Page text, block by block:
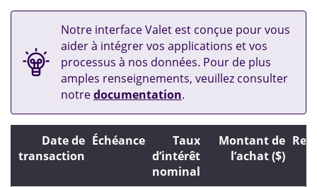
Notre interface Valet est conçue pour vous
aider à intégrer vos applications et vos
processus à nos données. Pour de plus
amples renseignements, veuillez consulter
notredocumentation.
Date de
transaction
Échéance
Taux
d’intérêt
nominal
Montant de
l’achat ($)